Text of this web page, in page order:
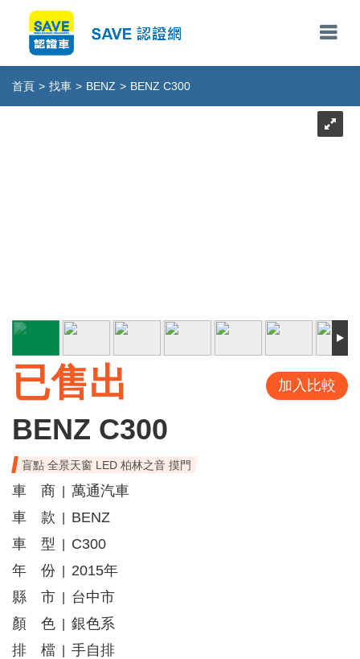
首頁 > 找車 > BENZ > BENZ C300
已售出 加入比較
BENZ C300
盲點 全景天窗 LED 柏林之音 摸門
車 商
萬通汽車
車 款
BENZ
車 型
C300
年 份
2015年
縣 市
台中市
顏 色
銀色系
排 檔
手自排